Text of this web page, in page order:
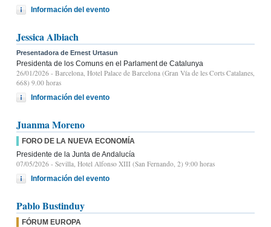
Información del evento
Jessica Albiach
Presentadora de Ernest Urtasun
Presidenta de los Comuns en el Parlament de Catalunya
26/01/2026 - Barcelona, Hotel Palace de Barcelona (Gran Vía de les Corts Catalanes,
668) 9.00 horas
Información del evento
Juanma Moreno
FORO DE LA NUEVA ECONOMÍA
Presidente de la Junta de Andalucía
07/05/2026 - Sevilla, Hotel Alfonso XIII (San Fernando, 2) 9:00 horas
Información del evento
Pablo Bustinduy
FÓRUM EUROPA